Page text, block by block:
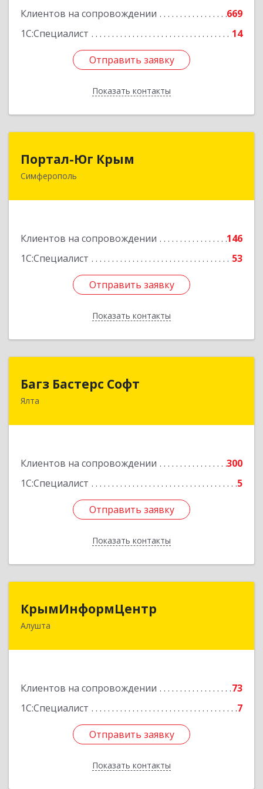
Клиентов на сопровождении
669
1С:Специалист
14
Отправить заявку
Показать контакты
Отправить заявку
Назад
Портал-Юг Крым
Симферополь
Клиентов на сопровождении
146
1С:Специалист
53
Отправить заявку
Показать контакты
295015, Крым Респ, Симферополь г, Козлова ул,
Отправить заявку
Назад
Багз Бастерс Софт
Ялта
Клиентов на сопровождении
300
1С:Специалист
5
Отправить заявку
Показать контакты
Багз Бастерс Софт
298603, Крым Респ, Ялта г, Свердлова ул, дом №
Отправить заявку
Назад
КрымИнформЦентр
Алушта
Клиентов на сопровождении
73
1С:Специалист
7
Отправить заявку
Показать контакты
298500, Крым Респ, Алушта г, Горького ул, дом
Отправить заявку
Назад